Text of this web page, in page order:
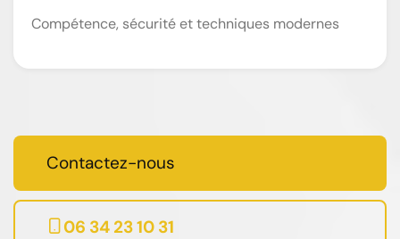
Compétence, sécurité et techniques modernes
Contactez-nous
06 34 23 10 31